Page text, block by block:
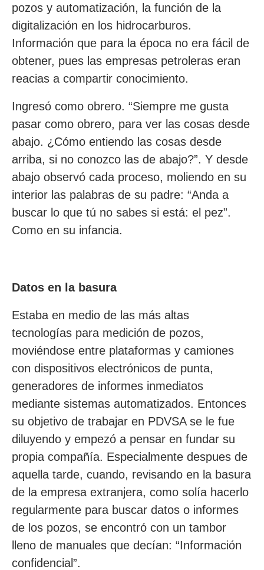
pozos y automatización, la función de la
digitalización en los hidrocarburos.
Información que para la época no era fácil de
obtener, pues las empresas petroleras eran
reacias a compartir conocimiento.
Ingresó como obrero. “Siempre me gusta
pasar como obrero, para ver las cosas desde
abajo. ¿Cómo entiendo las cosas desde
arriba, si no conozco las de abajo?”. Y desde
abajo observó cada proceso, moliendo en su
interior las palabras de su padre: “Anda a
buscar lo que tú no sabes si está: el pez”.
Como en su infancia.
Datos en la basura
Estaba en medio de las más altas
tecnologías para medición de pozos,
moviéndose entre plataformas y camiones
con dispositivos electrónicos de punta,
generadores de informes inmediatos
mediante sistemas automatizados. Entonces
su objetivo de trabajar en PDVSA se le fue
diluyendo y empezó a pensar en fundar su
propia compañía. Especialmente despues de
aquella tarde, cuando, revisando en la basura
de la empresa extranjera, como solía hacerlo
regularmente para buscar datos o informes
de los pozos, se encontró con un tambor
lleno de manuales que decían: “Información
confidencial”.